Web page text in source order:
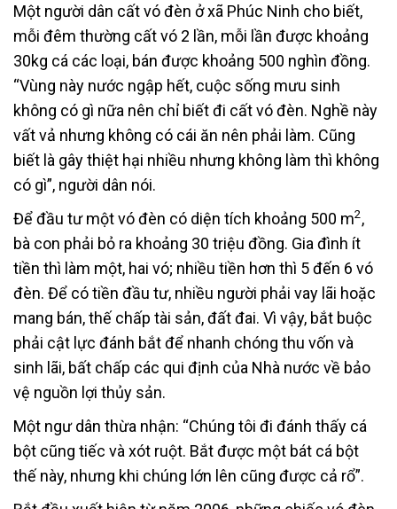
Một người dân cất vó đèn ở xã Phúc Ninh cho biết,
mỗi đêm thường cất vó 2 lần, mỗi lần được khoảng
30kg cá các loại, bán được khoảng 500 nghìn đồng.
“Vùng này nước ngập hết, cuộc sống mưu sinh
không có gì nữa nên chỉ biết đi cất vó đèn. Nghề này
vất vả nhưng không có cái ăn nên phải làm. Cũng
biết là gây thiệt hại nhiều nhưng không làm thì không
có gì”, người dân nói.
Để đầu tư một vó đèn có diện tích khoảng 500 m2,
bà con phải bỏ ra khoảng 30 triệu đồng. Gia đình ít
tiền thì làm một, hai vó; nhiều tiền hơn thì 5 đến 6 vó
đèn. Để có tiền đầu tư, nhiều người phải vay lãi hoặc
mang bán, thế chấp tài sản, đất đai. Vì vậy, bắt buộc
phải cật lực đánh bắt để nhanh chóng thu vốn và
sinh lãi, bất chấp các qui định của Nhà nước về bảo
vệ nguồn lợi thủy sản.
Một ngư dân thừa nhận: “Chúng tôi đi đánh thấy cá
bột cũng tiếc và xót ruột. Bắt được một bát cá bột
thế này, nhưng khi chúng lớn lên cũng được cả rổ”.